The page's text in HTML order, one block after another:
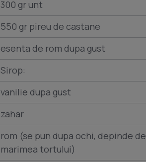
300 gr unt
550 gr pireu de castane
esenta de rom dupa gust
Sirop:
vanilie dupa gust
zahar
rom (se pun dupa ochi, depinde de
marimea tortului)